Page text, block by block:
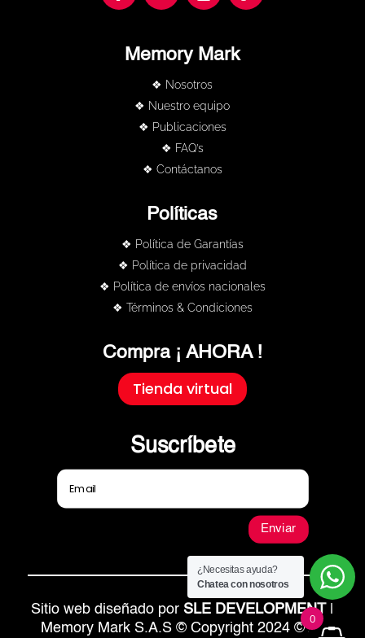
Memory Mark
❖ Nosotros
❖ Nuestro equipo
❖ Publicaciones
❖ FAQ’s
❖ Contáctanos
Políticas
❖ Política de Garantías
❖ Política de privacidad
❖ Política de envíos nacionales
❖ Términos & Condiciones
Compra ¡ AHORA !
Tienda virtual
Suscríbete
Enviar
Sitio web diseñado por SLE DEVELOPMENT
Memory Mark S.A.S © Copyright 2024 © All
¿Necesitas ayuda?
Chatea con nosotros
0